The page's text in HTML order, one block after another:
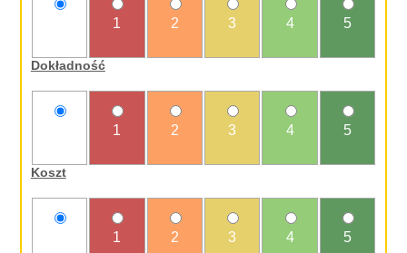
1 2 3 4 5
Dokładność
1 2 3 4 5
Koszt
1 2 3 4 5